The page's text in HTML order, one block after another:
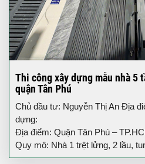
Thi công xây dựng mẫu nhà 5
quận Tân Phú
Chủ đầu tư: Nguyễn Thị An Địa
dựng:
Địa điểm: Quận Tân Phú –
Quy mô: Nhà 1 trệt lửng, 2 lầu,